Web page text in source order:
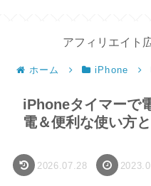
アフィリエイト
ホーム iPhone
iPhoneタイマーで
電＆便利な使い方
2026.07.28